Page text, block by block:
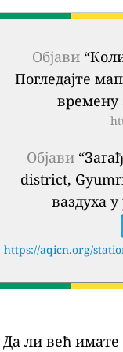
Објави
Погледајте
времену
Објави
district,
ваздуха
https://aqicn.org/
Да ли већ